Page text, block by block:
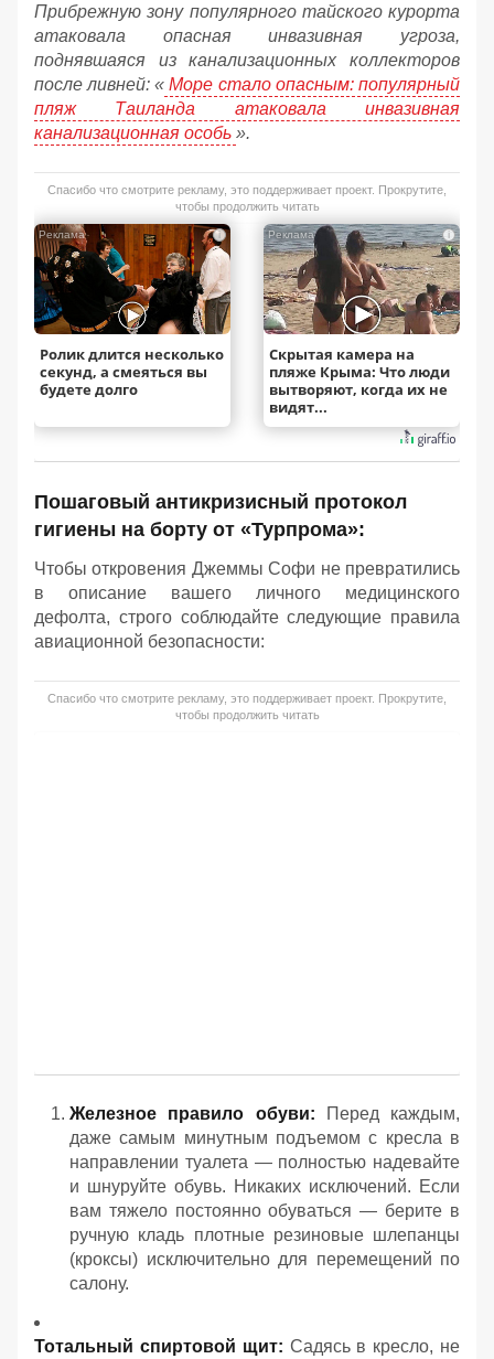
Прибрежную зону популярного тайского курорта
атаковала опасная инвазивная угроза,
поднявшаяся из канализационных коллекторов
после ливней: « Море стало опасным: популярный
пляж Таиланда атаковала инвазивная
канализационная особь ».
Спасибо что смотрите рекламу, это поддерживает проект. Прокрутите,
чтобы продолжить читать
i
Ролик длится несколько
секунд, а смеяться вы
будете долго
i
Скрытая камера на
пляже Крыма: Что люди
вытворяют, когда их не
видят...
Пошаговый антикризисный протокол
гигиены на борту от «Турпрома»:
Чтобы откровения Джеммы Софи не превратились
в описание вашего личного медицинского
дефолта, строго соблюдайте следующие правила
авиационной безопасности:
Спасибо что смотрите рекламу, это поддерживает проект. Прокрутите,
чтобы продолжить читать
Железное правило обуви: Перед каждым,
даже самым минутным подъемом с кресла в
направлении туалета — полностью надевайте
и шнуруйте обувь. Никаких исключений. Если
вам тяжело постоянно обуваться — берите в
ручную кладь плотные резиновые шлепанцы
(кроксы) исключительно для перемещений по
салону.
Тотальный спиртовой щит: Садясь в кресло, не